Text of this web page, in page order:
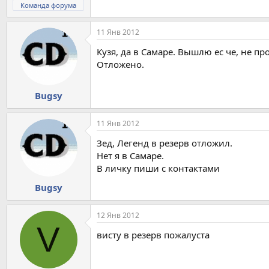
Команда форума
Bugsy
11 Янв 2012
Кузя, да в Самаре. Вышлю ес че, не
Отложено.
Bugsy
11 Янв 2012
Зед, Легенд в резерв отложил.
Нет я в Самаре.
В личку пиши с контактами
V
12 Янв 2012
висту в резерв пожалуста